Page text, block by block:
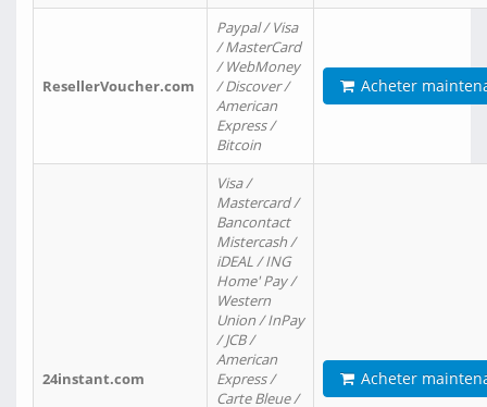
ResellerVoucher.com
Paypal / Visa
/ MasterCard
/ WebMoney
/ Discover /
American
Express /
Bitcoin
Acheter
24instant.com
Visa /
Mastercard /
Bancontact
Mistercash /
iDEAL / ING
Home' Pay /
Western
Union / InPay
/ JCB /
American
Express /
Carte Bleue /
Acheter